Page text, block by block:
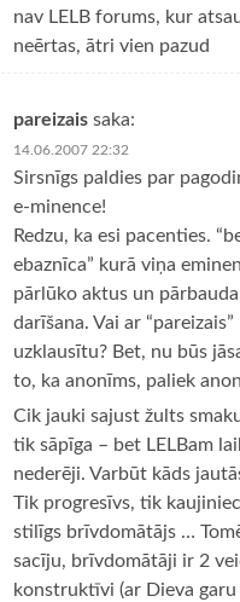
nav LELB forums, kur
neērtas, ātri vien pazud
pareizais saka:
14.06.2007 22:32
Sirsnīgs paldies par
e-minence!
Redzu, ka esi pacenties.
ebaznīca” kurā viņa
pārlūko aktus un
darīšana. Vai ar
uzklausītu? Bet, nu būs
to, ka anonīms, paliek
Cik jauki sajust žults
tik sāpīga – bet LELBam
nederēji. Varbūt kāds
Tik progresīvs, tik
stilīgs brīvdomātājs …
sacīju, brīvdomātāji ir 2
konstruktīvi (ar Dieva